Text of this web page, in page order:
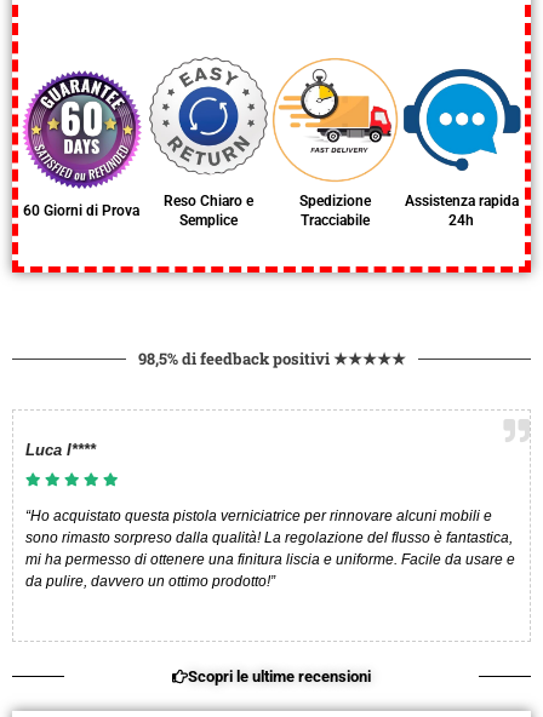
60 Giorni di Prova
Reso Chiaro e
Semplice
Spedizione
Tracciabile
Assistenza rapida
24h
98,5% di feedback positivi ★★★★★
Luca I****​
“Ho acquistato questa pistola verniciatrice per rinnovare alcuni mobili e
sono rimasto sorpreso dalla qualità! La regolazione del flusso è fantastica,
mi ha permesso di ottenere una finitura liscia e uniforme. Facile da usare e
da pulire, davvero un ottimo prodotto!”
Scopri le ultime recensioni